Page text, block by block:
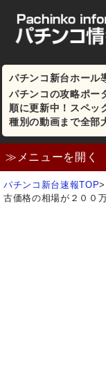
パチンコ新台ホール
パチンコの攻略ポー
順に更新中！スペッ
種別の動画まで全部
≫メニューを開く
パチンコ新台速報TOP>
古価格の相場が２００